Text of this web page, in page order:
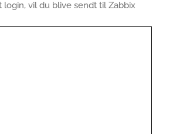
login, vil du blive sendt til Zabbix